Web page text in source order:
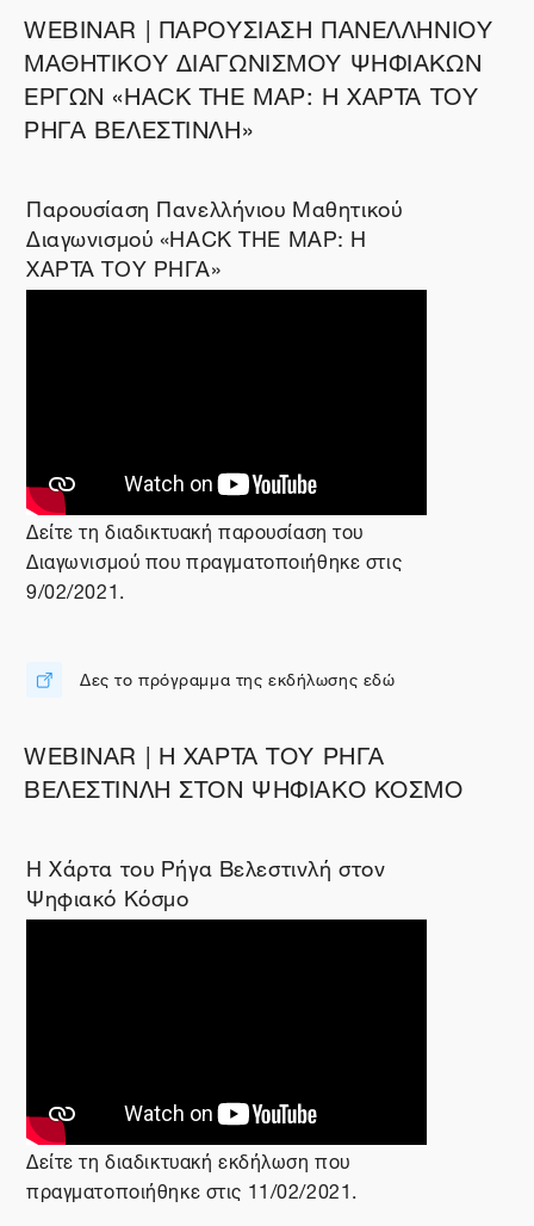
WEBINAR | ΠΑΡΟΥΣΙΑΣΗ ΠΑΝΕΛΛΗΝΙΟΥ
ΜΑΘΗΤΙΚΟΥ ΔΙΑΓΩΝΙΣΜΟΥ ΨΗΦΙΑΚΩΝ
ΕΡΓΩΝ «HACK THE MAP: Η ΧΑΡΤΑ ΤΟΥ
ΡΗΓΑ ΒΕΛΕΣΤΙΝΛΗ»
Παρουσίαση Πανελλήνιου Μαθητικού
Διαγωνισμού «HACK THE MAP: Η
ΧΑΡΤΑ ΤΟΥ ΡΗΓΑ»
Δείτε τη διαδικτυακή παρουσίαση του
Διαγωνισμού που πραγματοποιήθηκε στις
9/02/2021.
Δες το πρόγραμμα της εκδήλωσης εδώ
Διεύθυνση URL
WEBINAR | Η ΧΑΡΤΑ ΤΟΥ ΡΗΓΑ
ΒΕΛΕΣΤΙΝΛΗ ΣΤΟΝ ΨΗΦΙΑΚΟ ΚΟΣΜΟ
Η Χάρτα του Ρήγα Βελεστινλή στον
Ψηφιακό Κόσμο
Δείτε τη διαδικτυακή εκδήλωση που
πραγματοποιήθηκε στις 11/02/2021.